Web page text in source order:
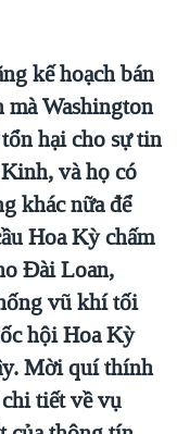
QUÁ KHỨ VÀ HIỆN
CUỘC'
kế hoạch bán
Washington
hại cho sự tin
và họ có
khác nữa để
Hoa Kỳ chấm
Đài Loan,
vũ khí tối
hội Hoa Kỳ
Mời quí thính
tiết về vụ